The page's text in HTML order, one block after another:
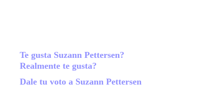
Te gusta Suzann Pettersen?
Realmente te gusta?
Dale tu voto a Suzann Pettersen